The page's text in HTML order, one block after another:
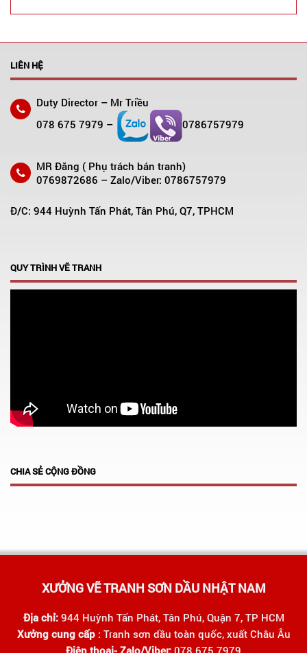
LIÊN HỆ
Duty Director – Mr Triều
078 675 7979 –
0786757979
MR Đăng ( Phụ trách bán tranh)
0769872686 – Zalo/Viber: 0786757979
Đ/C: 944 Huỳnh Tấn Phát, Tân Phú, Q7, TPHCM
QUY TRÌNH VẼ TRANH
CHIA SẺ CỘNG ĐỒNG
XƯỞNG VẼ TRANH SƠN DẦU NHẬT NAM
Địa chỉ:944 Huỳnh Tấn Phát, Tân Phú, Quận 7, TP HCM
Xưởng cung cấp: Tranh sơn dầu toàn quốc, xuất Châu Âu
Điên thoại- Zalo/Viber: 078 675 7979